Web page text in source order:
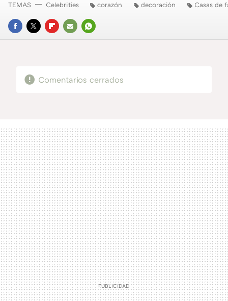
FACEBOOK
TWITTERFLIPBOARD
E-
WHATSAPP
TEMAS Celebrities corazón decoración Casas de
Comentarios cerrados